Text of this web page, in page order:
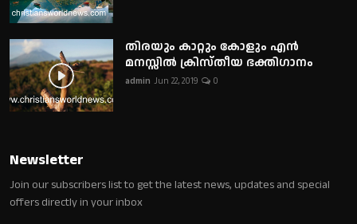
തിരയും കാറ്റും കോളും എൻ
മനസ്സിൽ ക്രിസ്തീയ ഭക്തിഗാനം
admin Jun 22, 2019 0
Newsletter
Join our subscribers list to get the latest news, updates and special
offers directly in your inbox